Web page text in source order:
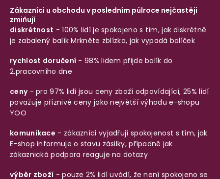
Zákazníci u obchodu v posledním půlroce nejčastěji
zmiňují
diskrétnost - 100% lidí je spokojeno s tím, jak diskrétně
je zabalený balíkMrkněte zblízka, jak vypadá balíček
rychlost doručení - 98% lidem přijde balík do
2.pracovního dne
ceny- pro 97% lidí jsou ceny zboží odpovídající, 25% lidí
považuje příznivé ceny jako největší výhodu e-shopu
YOO
komunikace - zákazníci vyjadřují spokojenost s tím, jak
E-shop informuje o stavu zásilky, případně jak
zákaznická podpora reaguje na dotazy
výběr zboží - pouze 2% lidí uvádí, že není spokojeno se